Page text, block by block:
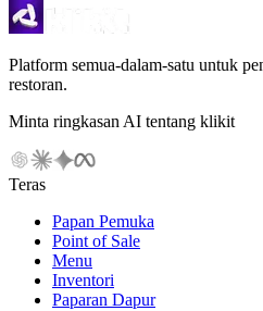
Platform semua-dalam-satu untuk
restoran.
Minta ringkasan AI tentang klikit
Teras
Papan Pemuka
Point of Sale
Menu
Inventori
Paparan Dapur